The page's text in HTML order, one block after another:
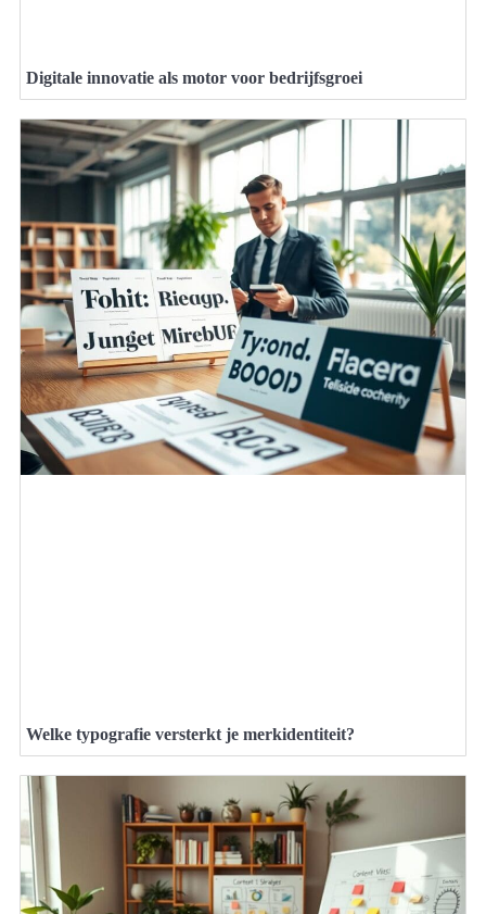
Digitale innovatie als motor voor bedrijfsgroei
Welke typografie versterkt je merkidentiteit?